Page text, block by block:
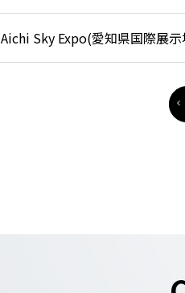
Aichi Sky Expo(愛知県国際展示